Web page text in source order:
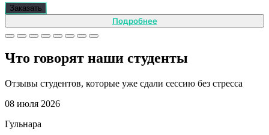
Заказать
Подробнее
Что говорят наши студенты
Отзывы студентов, которые уже сдали сессию без стресса
08 июля 2026
Гульнара